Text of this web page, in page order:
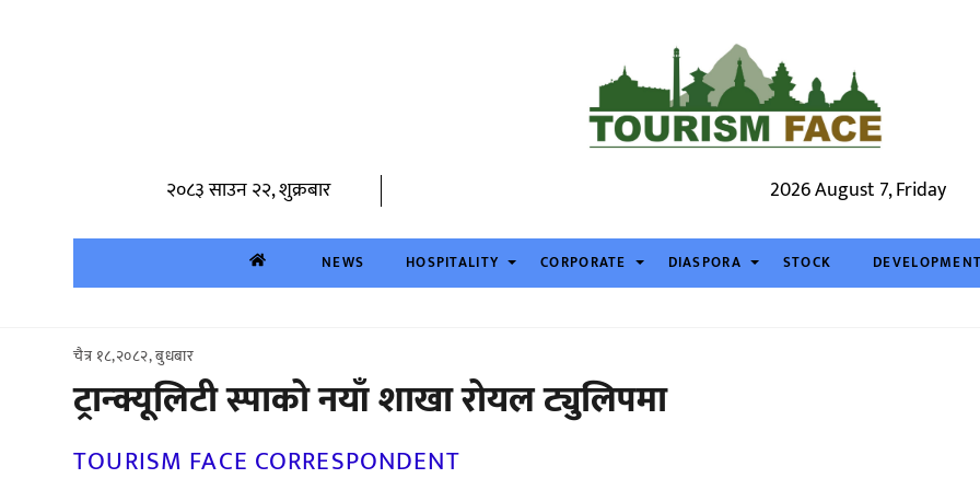
२०८३ साउन २२, शुक्रबार 2026 August 7, Friday
NEWS HOSPITALITY CORPORATE DIASPORA STOCK DEVELOPMENT
चैत्र १८,२०८२, बुधबार
ट्रान्क्यूलिटी स्पाको नयाँ शाखा रोयल ट्युलिपमा
TOURISM FACE CORRESPONDENT